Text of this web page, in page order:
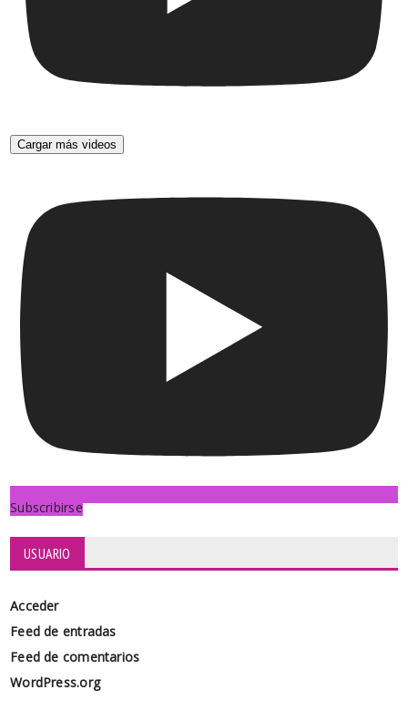
Cargar más videos
Subscribirse
USUARIO
Acceder
Feed de entradas
Feed de comentarios
WordPress.org